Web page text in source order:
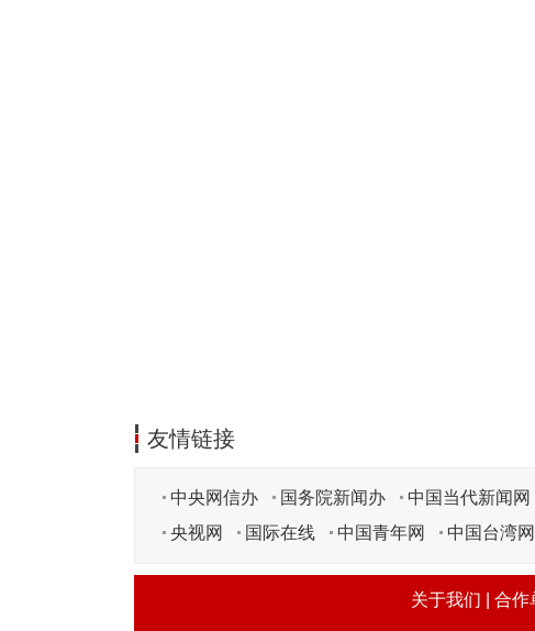
友情链接
中央网信办 国务院新闻办 中国当代新闻网
央视网
国际在线 中国青年网 中国台湾网
关于我们 合作